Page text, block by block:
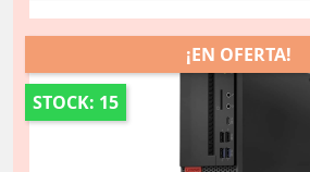
¡EN OFERTA!
STOCK: 15